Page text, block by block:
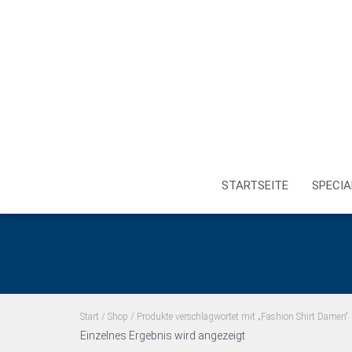
STARTSEITE
Start / Shop / Produkte verschlagwortet mit „Fashion Shirt Damen“
Einzelnes Ergebnis wird angezeigt